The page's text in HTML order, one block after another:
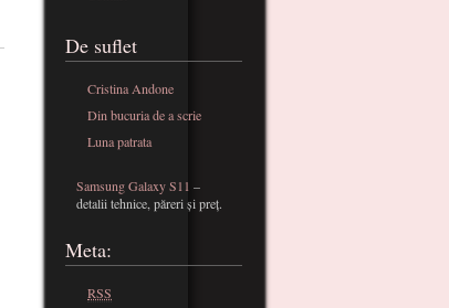
De suflet
Cristina Andone
Din bucuria de a scrie
Luna patrata
Samsung Galaxy S11 –
detalii tehnice, păreri și preț.
Meta:
RSS